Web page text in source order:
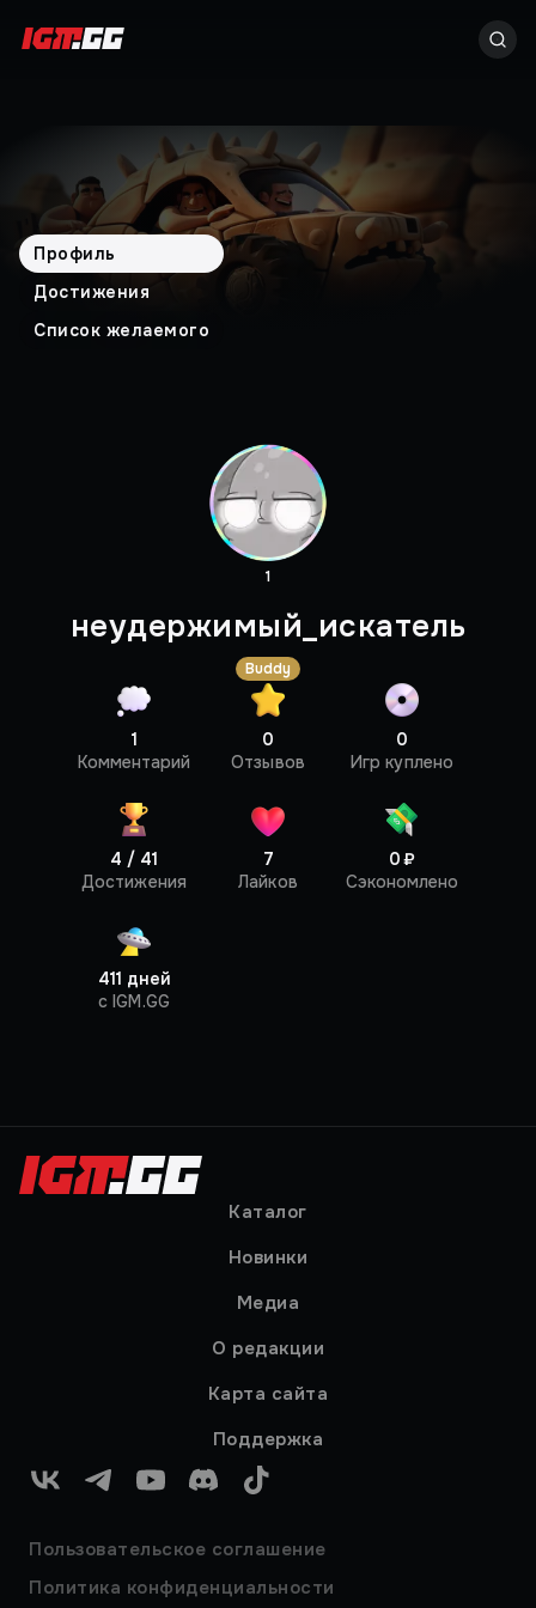
Профиль
Достижения
Список желаемого
Профиль
1
неудержимый_искатель
Buddy
1
Комментарий
0
Отзывов
0
Игр куплено
4 / 41
Достижения
7
Лайков
0 ₽
Сэкономлено
411 дней
c IGM.GG
Каталог
Новинки
Медиа
О редакции
Карта сайта
Поддержка
VK TelegramYouTubeDiscordTikTok
Пользовательское соглашение
Политика конфиденциальности